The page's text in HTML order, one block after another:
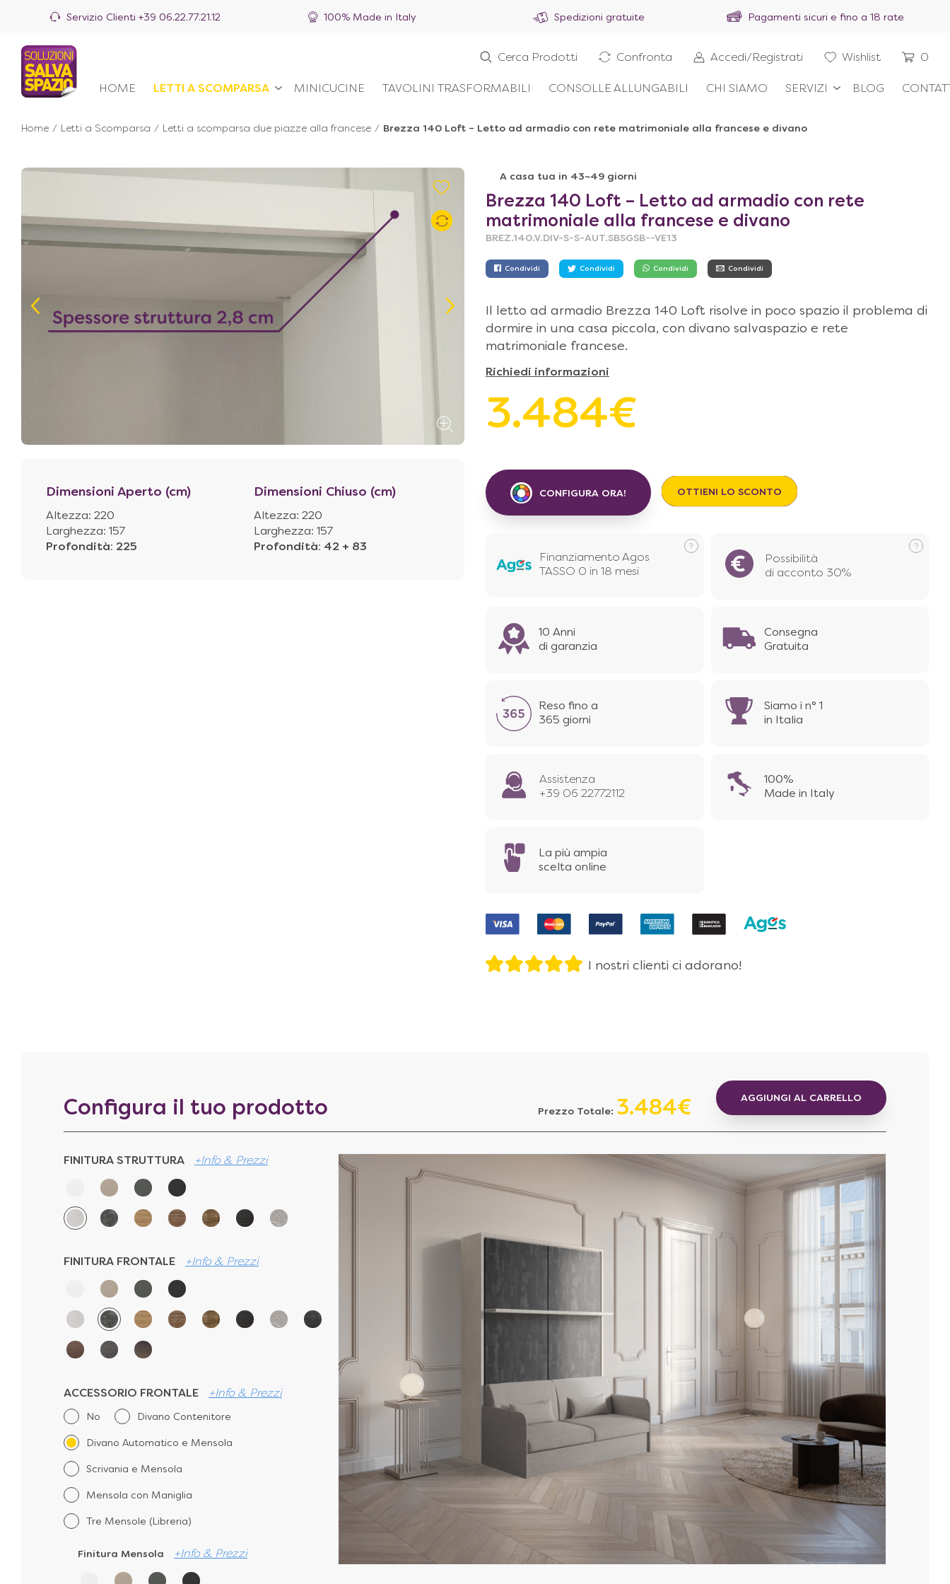
Servizio Clienti +39 06.22.77.21.12 100% Made in Italy Spedizioni gratuite Pagamenti sicuri e fino a 18 rate
HOME LETTI A SCOMPARSA MINICUCINE TAVOLINI TRASFORMABILI CONSOLLE ALLUNGABILI CHI SIAMO SERVIZI BLOG
Cerca Prodotti Confronta Accedi/Registrati Wishlist 0
Home / Letti a Scomparsa / Letti a scomparsa due piazze alla francese / Brezza 140 Loft – Letto ad armadio con rete matrimoniale alla francese e divano
Dimensioni Aperto (cm)
Altezza: 220
Larghezza: 157
Profondità: 225
Dimensioni Chiuso (cm)
Altezza: 220
Larghezza: 157
Profondità: 42 + 83
A casa tua in 43~49 giorni
Brezza 140 Loft – Letto ad armadio con rete
matrimoniale alla francese e divano
BREZ.140.V.DIV-S-S-AUT.SBSGSB--VE13
Condividi Condividi Condividi Condividi
Il letto ad armadio Brezza 140 Loft risolve in poco spazio il problema di
dormire in una casa piccola, con divano salvaspazio e rete
matrimoniale francese.
Richiedi informazioni
3.484€
CONFIGURA ORA! OTTIENI LO SCONTO
Finanziamento Agos
TASSO 0 in 18 mesi
Possibilità
di acconto 30%
10 Anni
di garanzia
Consegna
Gratuita
Reso fino a
365 giorni
Siamo i n° 1
in Italia
Assistenza
+39 06 22772112
100%
Made in Italy
La più ampia
scelta online
I nostri clienti ci adorano!
Configura il tuo prodotto Prezzo Totale: 3.484€
AGGIUNGI AL CARRELLO
FINITURA STRUTTURA +Info & Prezzi
FINITURA FRONTALE +Info & Prezzi
ACCESSORIO FRONTALE +Info & Prezzi
No Divano Contenitore
Divano Automatico e Mensola
Scrivania e Mensola
Mensola con Maniglia
Tre Mensole (Libreria)
Finitura Mensola +Info & Prezzi